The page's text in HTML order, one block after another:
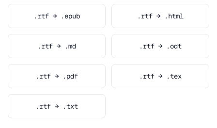
.rtf → .epub .rtf → .html
.rtf → .md .rtf → .odt
.rtf → .pdf .rtf → .tex
.rtf → .txt